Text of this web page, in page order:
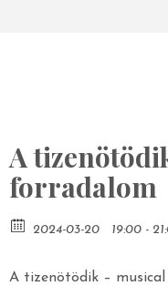
A
forradalom
2024-03-20 19:00 -
A tizenötödik –